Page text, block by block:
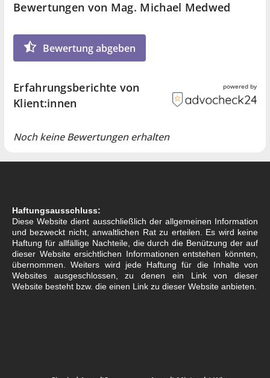
Bewertungen von Mag. Michael Medwed
Bewertung abgeben
Erfahrungsberichte von
Klient:innen
powered by
Noch keine Bewertungen erhalten
Haftungsausschluss:
Diese Website dient ausschließlich der allgemeinen Information
und bezweckt nicht, anwaltlichen Rat zu erteilen. Es wird keine
Haftung für allfällige Nachteile, die durch die Benützung der auf
dieser Website ersichtlichen Informationen entstehen könnten,
übernommen. Weiters wird jede Haftung für die Inhalte von
Websites ausgeschlossen, zu denen ein Link von dieser
Website besteht bzw. die einen Link zu dieser Website anbieten.